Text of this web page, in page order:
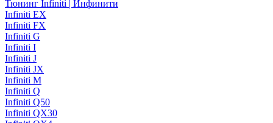
Тюнинг Infiniti | Инфинити
Infiniti EX
Infiniti FX
Infiniti G
Infiniti I
Infiniti J
Infiniti JX
Infiniti M
Infiniti Q
Infiniti Q50
Infiniti QX30